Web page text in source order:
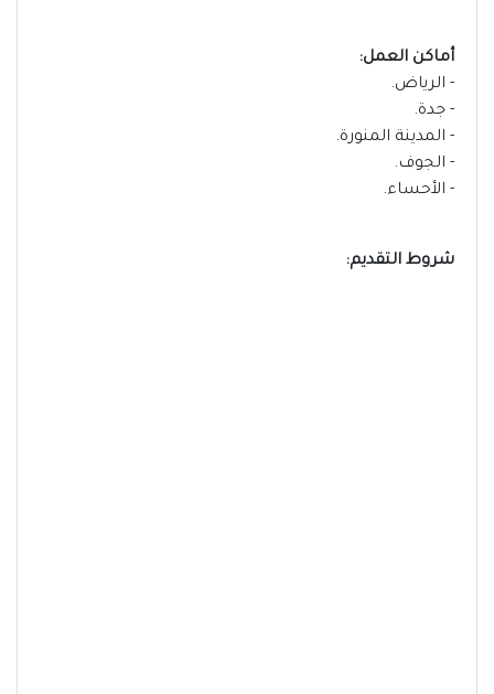
أماكن العمل:
- الرياض.
- جدة.
- المدينة المنورة.
- الجوف.
- الأحساء.
شروط التقديم: